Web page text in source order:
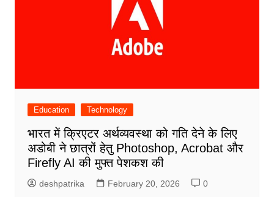
Education Technology
भारत में क्रिएटर अर्थव्यवस्था को गति देने के लिए
अडोबी ने छात्रों हेतु Photoshop, Acrobat और
Firefly AI की मुफ्त पेशकश की
deshpatrika February 20, 2026 0